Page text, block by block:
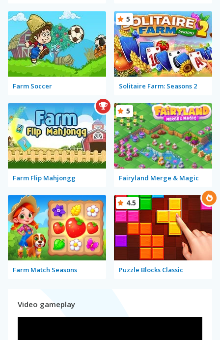
Farm Soccer Solitaire Farm: Seasons 2
5
Farm Flip Mahjongg Fairyland Merge & Magic
5
Farm Match Seasons Puzzle Blocks Classic
4.5
Video gameplay